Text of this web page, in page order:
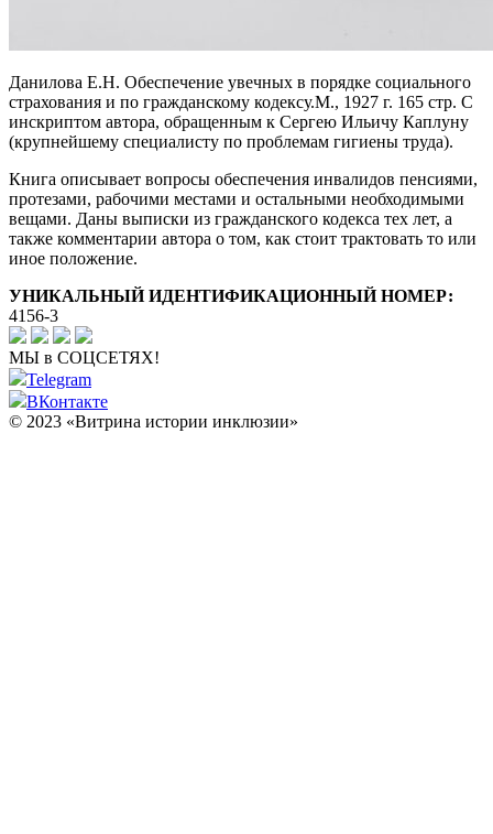
Данилова Е.Н. Обеспечение увечных в порядке социального
страхования и по гражданскому кодексу.М., 1927 г. 165 стр. С
инскриптом автора, обращенным к Сергею Ильичу Каплуну
(крупнейшему специалисту по проблемам гигиены труда).
Книга описывает вопросы обеспечения инвалидов пенсиями,
протезами, рабочими местами и остальными необходимыми
вещами. Даны выписки из гражданского кодекса тех лет, а
также комментарии автора о том, как стоит трактовать то или
иное положение.
УНИКАЛЬНЫЙ ИДЕНТИФИКАЦИОННЫЙ НОМЕР:
4156-3
МЫ в СОЦСЕТЯХ!
Telegram
ВКонтакте
© 2023 «Витрина истории инклюзии»